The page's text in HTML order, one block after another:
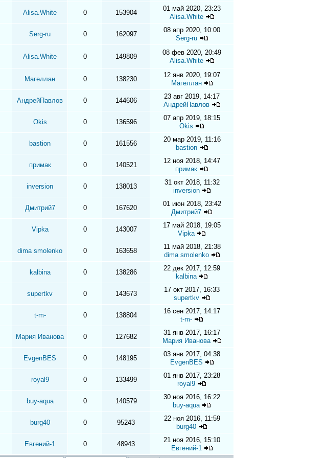
Alisa.White 0 153904
01 май 2020, 23:23
Alisa.White
Serg-ru 0 162097
08 апр 2020, 10:00
Serg-ru
Alisa.White 0 149809
08 фев 2020, 20:49
Alisa.White
Магеллан 0 138230
12 янв 2020, 19:07
Магеллан
АндрейПавлов 0 144606
23 авг 2019, 14:17
АндрейПавлов
Okis 0 136596
07 апр 2019, 18:15
Okis
bastion 0 161556
20 мар 2019, 11:16
bastion
примак 0 140521
12 ноя 2018, 14:47
примак
inversion 0 138013
31 окт 2018, 11:32
inversion
Дмитрий7 0 167620
01 июн 2018, 23:42
Дмитрий7
Vipka 0 143007
17 май 2018, 19:05
Vipka
dima smolenko 0 163658
11 май 2018, 21:38
dima smolenko
kalbina 0 138286
22 дек 2017, 12:59
kalbina
supertkv 0 143673
17 окт 2017, 16:33
supertkv
t-m- 0 138804
16 сен 2017, 14:17
t-m-
Мария Иванова 0 127682
31 янв 2017, 16:17
Мария Иванова
EvgenBES 0 148195
03 янв 2017, 04:38
EvgenBES
royal9 0 133499
01 янв 2017, 23:28
royal9
buy-aqua 0 140579
30 ноя 2016, 16:22
buy-aqua
burg40 0 95243
22 ноя 2016, 11:59
burg40
Евгений-1 0 48943
21 ноя 2016, 15:10
Евгений-1